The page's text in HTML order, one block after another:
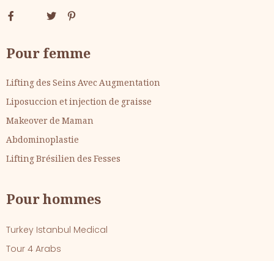
Pour femme
Lifting des Seins Avec Augmentation
Liposuccion et injection de graisse
Makeover de Maman
Abdominoplastie
Lifting Brésilien des Fesses
Pour hommes
Turkey Istanbul Medical
Tour 4 Arabs